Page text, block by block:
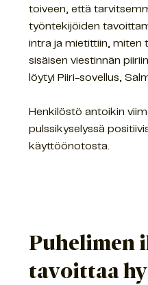
toiveen, että
työntekijöiden
intra ja mietittiin, miten
sisäisen viestinnän
löytyi Piiri-sovellus,
Henkilöstö antoikin
pulssikyselyssä
käyttöönotosta.
Puhelimen
tavoittaa